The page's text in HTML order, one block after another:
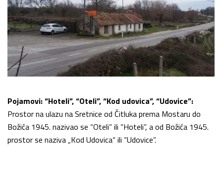
Pojamovi: “Hoteli”, “Oteli”, “Kod udovica”, “Udovice”:
Prostor na ulazu na Sretnice od Čitluka prema Mostaru do
Božića 1945. nazivao se “Oteli” ili “Hoteli”, a od Božića 1945.
prostor se naziva „Kod Udovica“ ili “Udovice”.